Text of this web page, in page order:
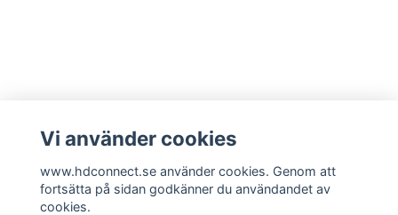
Vi använder cookies
www.hdconnect.se använder cookies. Genom att
fortsätta på sidan godkänner du användandet av
cookies.